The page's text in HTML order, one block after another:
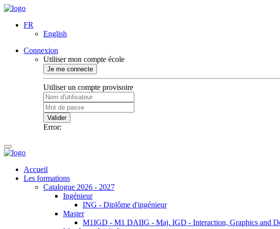
FR
English
Connexion
Utiliser mon compte école
Je me connecte
Utiliser un compte provisoire
Valider
Error:
Accueil
Les formations
Catalogue 2026 - 2027
Ingénieur
ING - Diplôme d'ingénieur
Master
M1IGD - M1 DAIIG - Maj. IGD - Interaction, Graphics and